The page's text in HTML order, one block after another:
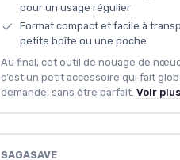
pour un usage régulier
Format compact et facile à
petite boîte ou une poche
Au final, cet outil de nouage de
c’est un petit accessoire qui fait
demande, sans être parfait. Voir plus
‎SAGASAVE